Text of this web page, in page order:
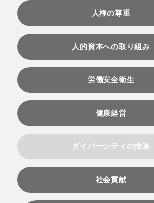
人権の尊重
人的資本への取り組み
労働安全衛生
健康経営
ダイバーシティの推進
社会貢献